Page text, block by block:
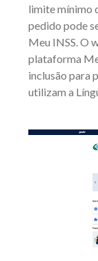
limite mínimo
pedido pode
Meu INSS. O
plataforma
inclusão para
utilizam a